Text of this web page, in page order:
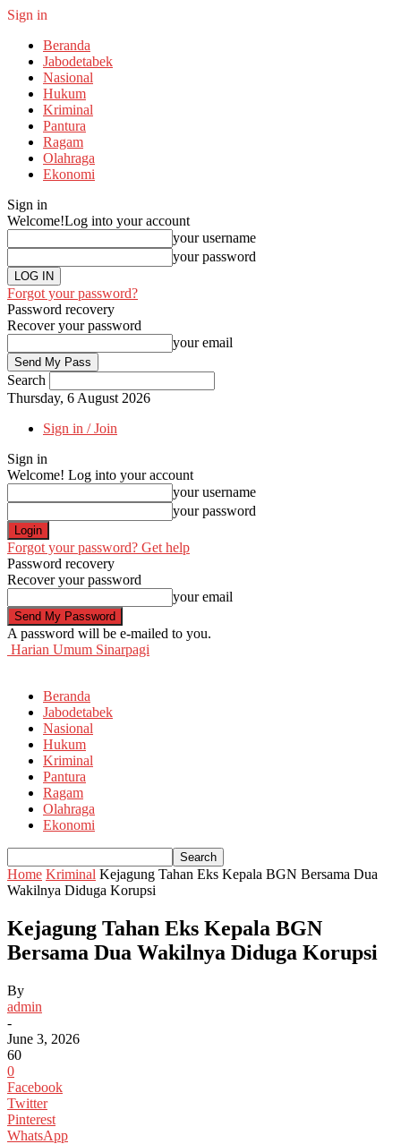
Sign in
Beranda
Jabodetabek
Nasional
Hukum
Kriminal
Pantura
Ragam
Olahraga
Ekonomi
Sign in
Welcome!Log into your account
your username
your password
Forgot your password?
Password recovery
Recover your password
your email
Search
Thursday, 6 August 2026
Sign in / Join
Sign in
Welcome! Log into your account
your username
your password
Forgot your password? Get help
Password recovery
Recover your password
your email
A password will be e-mailed to you.
Harian Umum Sinarpagi
Beranda
Jabodetabek
Nasional
Hukum
Kriminal
Pantura
Ragam
Olahraga
Ekonomi
Home Kriminal Kejagung Tahan Eks Kepala BGN Bersama Dua
Wakilnya Diduga Korupsi
Kejagung Tahan Eks Kepala BGN
Bersama Dua Wakilnya Diduga Korupsi
By
admin
-
June 3, 2026
60
0
Facebook
Twitter
Pinterest
WhatsApp